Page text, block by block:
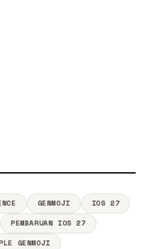
GENMOJI
IOS 27
PEMBARUAN IOS 27
GENMOJI